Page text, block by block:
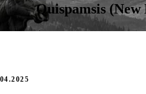
Quispamsis